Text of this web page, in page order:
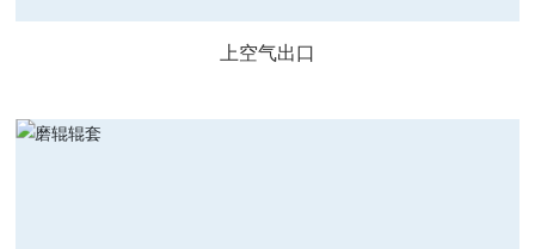
上空气出口